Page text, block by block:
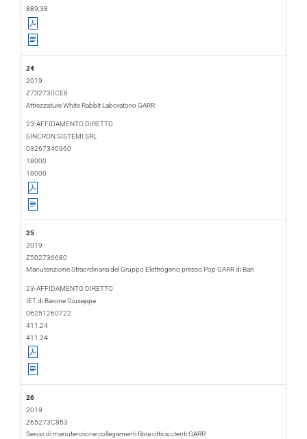
889.38
24
2019
Z732730CE8
Attrezzature White Rabbit Laboratorio GARR
2019-03-28
23-AFFIDAMENTO DIRETTO
SINCRON SISTEMI SRL
03267340960
18000
18000
25
2019
Z502736680
Manutenzione Straordinaria del Gruppo Elettrogeno presso Pop GARR di Bari
2019-06-10
23-AFFIDAMENTO DIRETTO
IET di Barone Giuseppe
06251260722
411.24
411.24
26
2019
Z65273C853
Servio di manutenzione collegamenti fibra ottica utenti GARR